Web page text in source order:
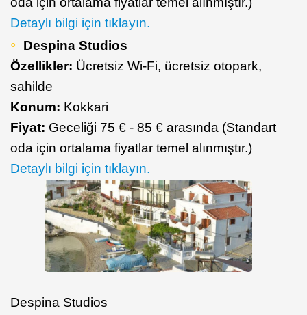
Detaylı bilgi için tıklayın.
Despina Studios
Özellikler: Ücretsiz Wi-Fi, ücretsiz otopark,
sahilde
Konum: Kokkari
Fiyat: Geceliği 75 € - 85 € arasında (Standart
oda için ortalama fiyatlar temel alınmıştır.)
Detaylı bilgi için tıklayın.
Despina Studios